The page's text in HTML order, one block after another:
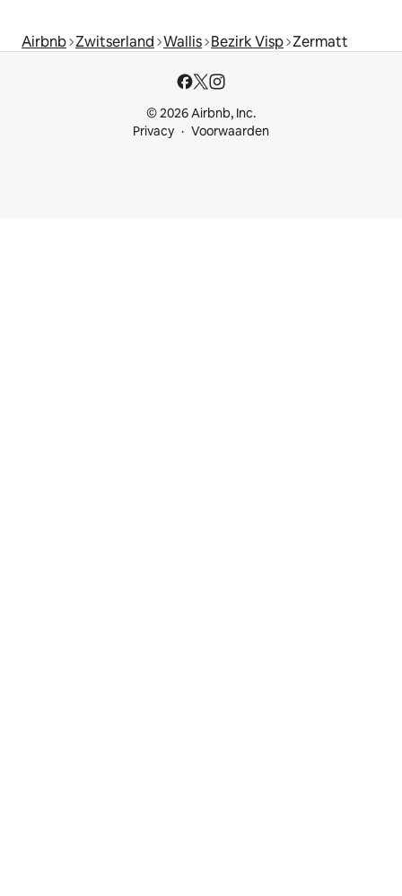
Airbnb Zwitserland Wallis Bezirk Visp Zermatt
© 2026 Airbnb, Inc.
Privacy
Voorwaarden